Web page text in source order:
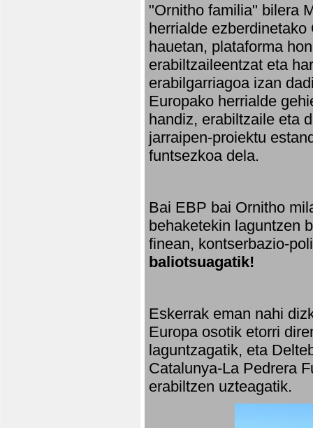
"Ornitho familia" bilera
herrialde
hauetan, plataforma
erabiltzaileentzat eta
erabilgarriagoa izan
Europako herrialde
handiz, erabiltzaile eta
jarraipen-proiektu
funtsezkoa dela.
Bai EBP bai Ornitho
behaketekin laguntzen
finean, kontserbazio-
baliotsuagatik!
Eskerrak eman nahi
Europa osotik etorri
laguntzagatik, eta
Catalunya-La Pedrera
erabiltzen uzteagatik.